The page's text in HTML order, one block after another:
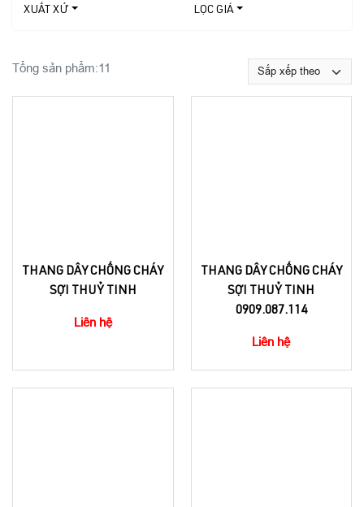
XUẤT XỨ LỌC GIÁ
Tổng sản phẩm:11
THANG DÂY CHỐNG CHÁY
SỢI THUỶ TINH
Liên hệ
THANG DÂY CHỐNG CHÁY
SỢI THUỶ TINH
0909.087.114
Liên hệ